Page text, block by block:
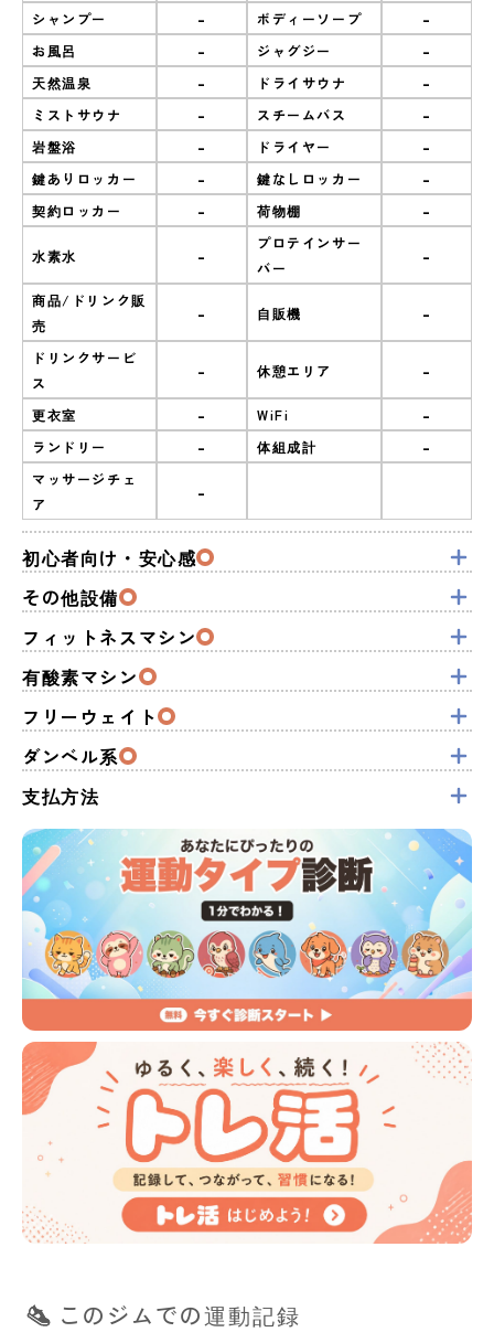
シャンプー - ボディーソープ -
お風呂 - ジャグジー -
天然温泉 - ドライサウナ -
ミストサウナ - スチームバス -
岩盤浴 - ドライヤー -
鍵ありロッカー - 鍵なしロッカー -
契約ロッカー - 荷物棚 -
水素水 -
プロテインサー
バー
-
商品/ドリンク販
売
- 自販機 -
ドリンクサービ
ス
- 休憩エリア -
更衣室 - WiFi -
ランドリー - 体組成計 -
マッサージチェ
ア
-
初心者向け・安心感
その他設備
フィットネスマシン
有酸素マシン
フリーウェイト
ダンベル系
支払方法
このジムでの運動記録